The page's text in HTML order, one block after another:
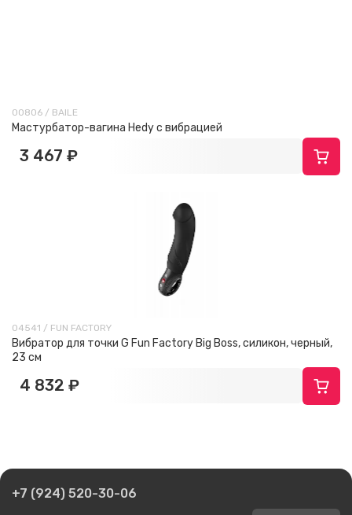
00806 / BAILE
Мастурбатор-вагина Hedy с вибрацией
3 467 ₽
04541 / FUN FACTORY
Вибратор для точки G Fun Factory Big Boss, силикон, черный,
23 см
4 832 ₽
+7 (924) 520-30-06